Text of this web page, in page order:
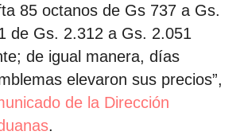
85 octanos de Gs 737 a Gs.
de Gs. 2.312 a Gs. 2.051
de igual manera, días
elevaron sus precios”,
de la Dirección
.